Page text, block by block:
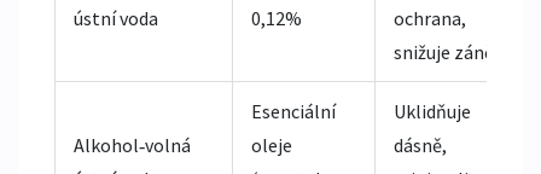
ústní voda
0,12%
ochrana,
snižuje zánět
Alkohol‑volná
Esenciální
oleje
Uklidňuje
dásně,